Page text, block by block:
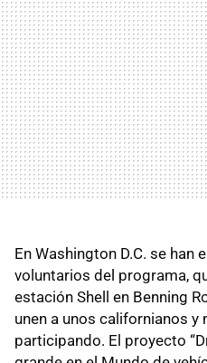
En Washington D.C. se han
voluntarios del programa,
estación Shell en Benning
unen a unos californianos y
participando. El proyecto